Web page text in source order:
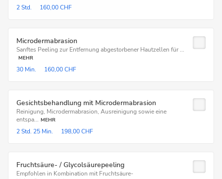
2 Std. 160,00 CHF
Microdermabrasion
Sanftes Peeling zur Entfernung abgestorbener Hautzellen für ...
MEHR
30 Min. 160,00 CHF
Gesichtsbehandlung mit Microdermabrasion
Reinigung, Microdermabrasion, Ausreinigung sowie eine
entspa... MEHR
2 Std. 25 Min. 198,00 CHF
Fruchtsäure- / Glycolsäurepeeling
Empfohlen in Kombination mit Fruchtsäure-